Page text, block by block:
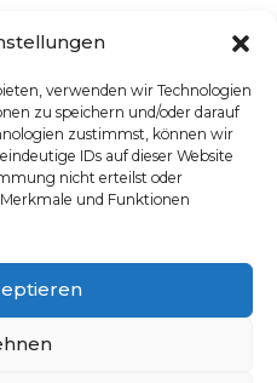
verwenden wir Technologien
zu speichern und/oder darauf
zustimmst, können wir
IDs auf dieser Website
nicht erteilst oder
und Funktionen